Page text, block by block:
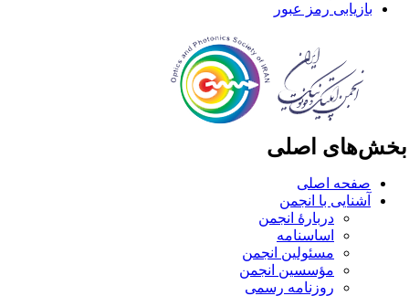
بازیابی رمز عبور
اصلی
صفحه اصلی
آشنایی با انجمن
دربارۀ انجمن
اساسنامه
مسئولین انجمن
مؤسسین انجمن
روزنامه رسمی